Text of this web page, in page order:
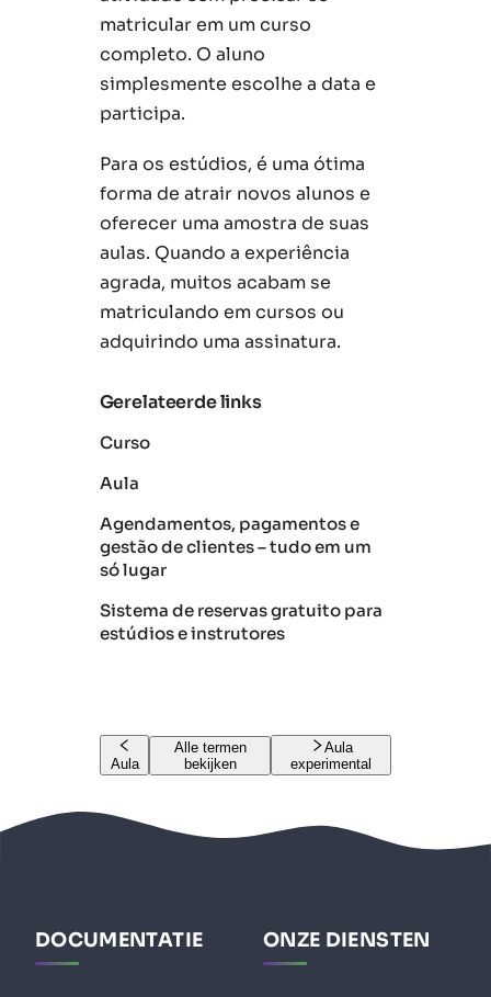
matricular em um curso
completo. O aluno
simplesmente escolhe a data e
participa.
Para os estúdios, é uma ótima
forma de atrair novos alunos e
oferecer uma amostra de suas
aulas. Quando a experiência
agrada, muitos acabam se
matriculando em cursos ou
adquirindo uma assinatura.
Gerelateerde links
Curso
Aula
Agendamentos, pagamentos e
gestão de clientes – tudo em um
só lugar
Sistema de reservas gratuito para
estúdios e instrutores
Aula
Alle termen
bekijken
Aula
experimental
DOCUMENTATIE ONZE DIENSTEN